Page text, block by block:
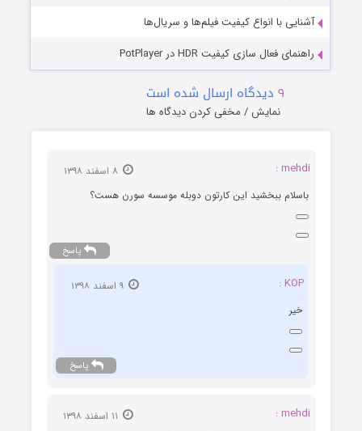
آشنایی با انواع کیفیت فیلم‌ها و سریال‌ها
راهنمای فعال سازی کیفیت HDR در PotPlayer
۹ دیدگاه ارسال شده است
نمایش / مخفی کردن دیدگاه ها
mehdi :
باسلام ببخشید این کارتون دوبله موسسه سورن هست؟
پاسخ
KOP :
۹ اسفند ۱۳۹۸
خیر
پاسخ
mehdi :